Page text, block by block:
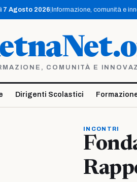
7 Agosto 2026 Informazione, comunità e
COMUNITÀ E
Dirigenti Scolastici
INCONTRI